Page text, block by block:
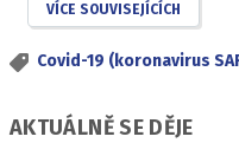
VÍCE SOUVISEJÍCÍCH
Covid-19 (koronavirus
AKTUÁLNĚ SE DĚJE